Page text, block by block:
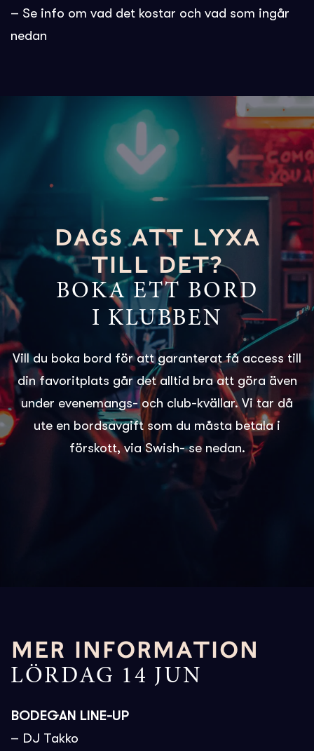
– Se info om vad det kostar och vad som ingår
nedan
DAGS ATT LYXA
TILL DET?
BOKA ETT BORD
I KLUBBEN
Vill du boka bord för att garanterat få access till
din favoritplats går det alltid bra att göra även
under evenemangs- och club-kvällar. Vi tar då
ute en bordsavgift som du måsta betala i
förskott, via Swish- se nedan.
MER INFORMATION
LÖRDAG 14 JUN
BODEGAN LINE-UP
– DJ Takko